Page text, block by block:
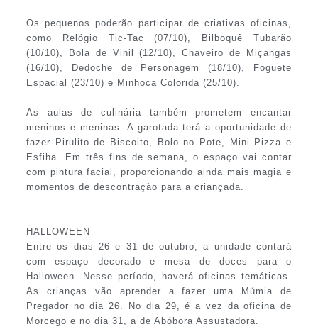
Os pequenos poderão participar de criativas oficinas,
como Relógio Tic-Tac (07/10), Bilboquê Tubarão
(10/10), Bola de Vinil (12/10), Chaveiro de Miçangas
(16/10), Dedoche de Personagem (18/10), Foguete
Espacial (23/10) e Minhoca Colorida (25/10).
As aulas de culinária também prometem encantar
meninos e meninas. A garotada terá a oportunidade de
fazer Pirulito de Biscoito, Bolo no Pote, Mini Pizza e
Esfiha. Em três fins de semana, o espaço vai contar
com pintura facial, proporcionando ainda mais magia e
momentos de descontração para a criançada.
HALLOWEEN
Entre os dias 26 e 31 de outubro, a unidade contará
com espaço decorado e mesa de doces para o
Halloween. Nesse período, haverá oficinas temáticas.
As crianças vão aprender a fazer uma Múmia de
Pregador no dia 26. No dia 29, é a vez da oficina de
Morcego e no dia 31, a de Abóbora Assustadora.